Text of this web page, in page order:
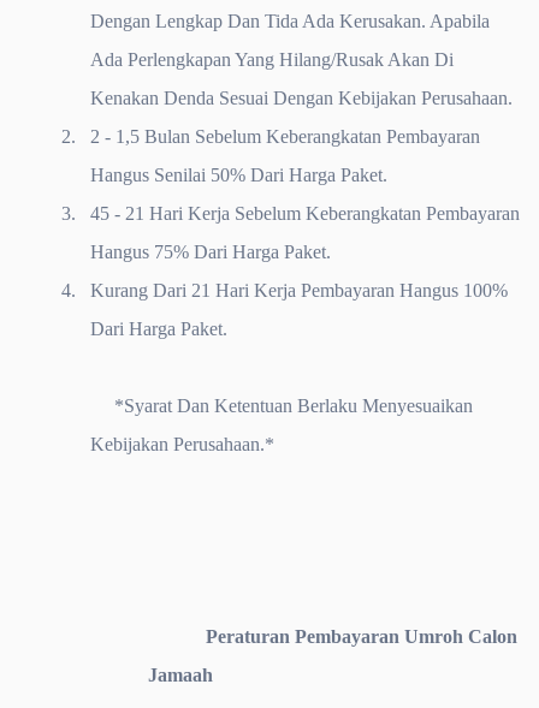
Dengan Lengkap Dan Tida Ada Kerusakan. Apabila
Ada Perlengkapan Yang Hilang/Rusak Akan Di
Kenakan Denda Sesuai Dengan Kebijakan Perusahaan.
2.
2 - 1,5 Bulan Sebelum Keberangkatan Pembayaran
Hangus Senilai 50% Dari Harga Paket.
3.
45 - 21 Hari Kerja Sebelum Keberangkatan Pembayaran
Hangus 75% Dari Harga Paket.
4.
Kurang Dari 21 Hari Kerja Pembayaran Hangus 100%
Dari Harga Paket.
*Syarat Dan Ketentuan Berlaku Menyesuaikan
Kebijakan Perusahaan.*
Peraturan Pembayaran Umroh Calon
Jamaah